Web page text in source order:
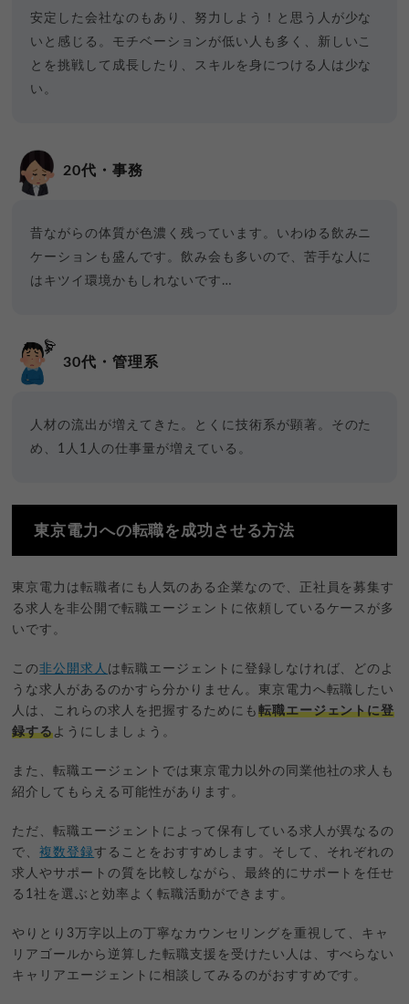
安定した会社なのもあり、努力しよう！と思う人が少な
いと感じる。モチベーションが低い人も多く、新しいこ
とを挑戦して成長したり、スキルを身につける人は少な
い。
20代・事務
昔ながらの体質が色濃く残っています。いわゆる飲みニ
ケーションも盛んです。飲み会も多いので、苦手な人に
はキツイ環境かもしれないです…
30代・管理系
人材の流出が増えてきた。とくに技術系が顕著。そのた
め、1人1人の仕事量が増えている。
東京電力への転職を成功させる方法
東京電力は転職者にも人気のある企業なので、正社員を募集す
る求人を非公開で転職エージェントに依頼しているケースが多
いです。
この非公開求人 は転職エージェントに登録しなければ、どのよ
うな求人があるのかすら分かりません。東京電力へ転職したい
人は、これらの求人を把握するためにも 転職エージェントに登
録するようにしましょう。
また、転職エージェントでは東京電力以外の同業他社の求人も
紹介してもらえる可能性があります。
ただ、転職エージェントによって保有している求人が異なるの
で、複数登録することをおすすめします。そして、それぞれの
求人やサポートの質を比較しながら、最終的にサポートを任せ
る1社を選ぶと効率よく転職活動ができます。
やりとり3万字以上の丁寧なカウンセリングを重視して、キャ
リアゴールから逆算した転職支援を受けたい人は、すべらない
キャリアエージェントに相談してみるのがおすすめです。